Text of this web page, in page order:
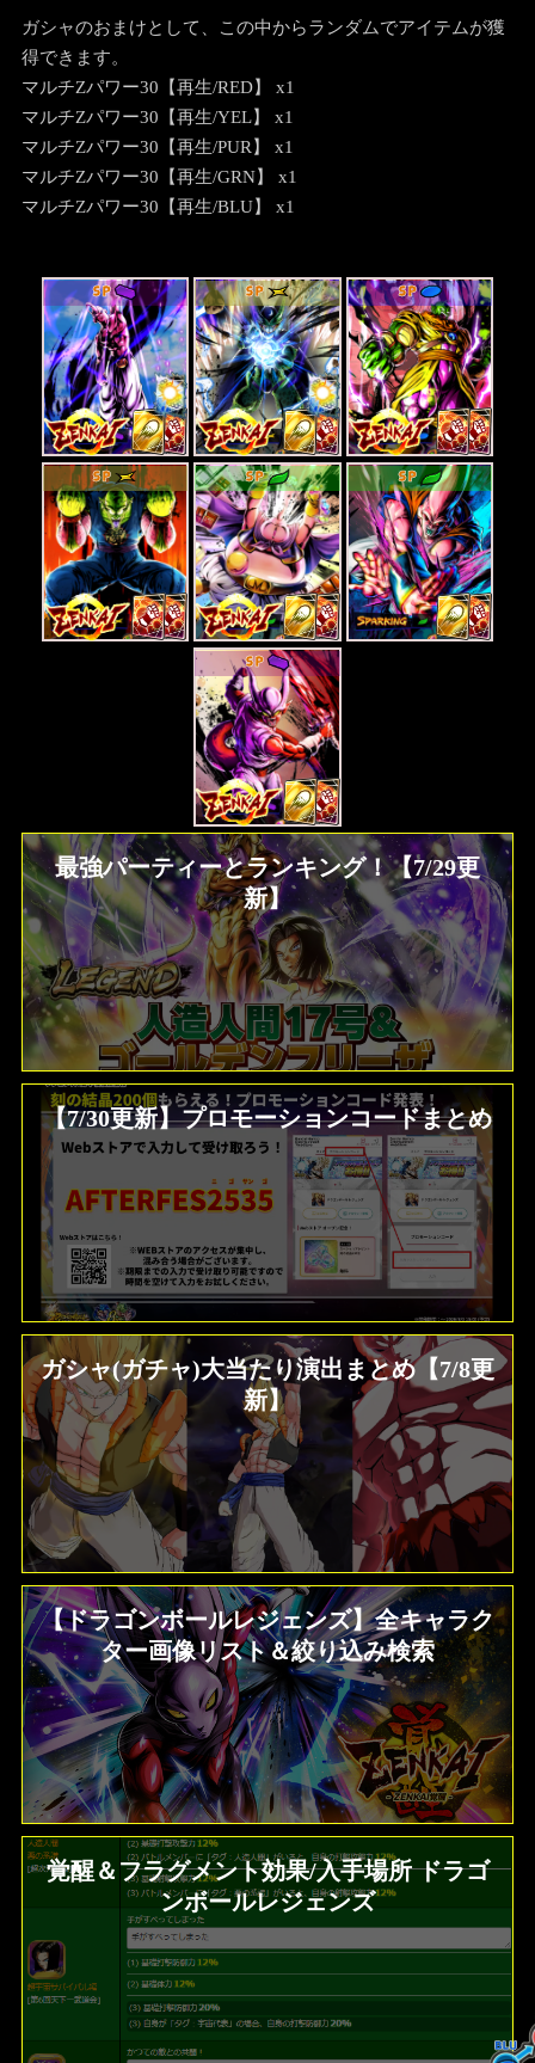
ガシャのおまけとして、この中からランダムでアイテムが獲
得できます。
マルチZパワー30【再生/RED】 x1
マルチZパワー30【再生/YEL】 x1
マルチZパワー30【再生/PUR】 x1
マルチZパワー30【再生/GRN】 x1
マルチZパワー30【再生/BLU】 x1
SP SP SP
SP SP SP
SP
最強パーティーとランキング！【7/29更
新】
【7/30更新】プロモーションコードまとめ
ガシャ(ガチャ)大当たり演出まとめ【7/8更
新】
【ドラゴンボールレジェンズ】全キャラク
ター画像リスト＆絞り込み検索
覚醒＆フラグメント効果/入手場所 ドラゴ
ンボールレジェンズ